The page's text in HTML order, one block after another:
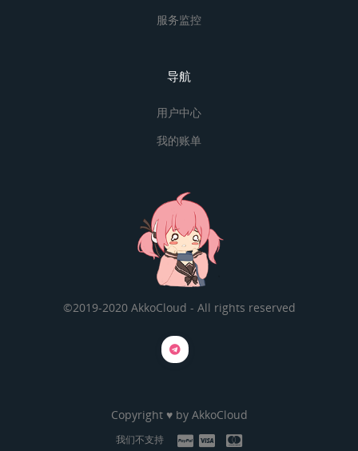
服务监控
导航
用户中心
我的账单
©2019-2020 AkkoCloud - All rights reserved
Copyright ♥ by AkkoCloud
我们不支持